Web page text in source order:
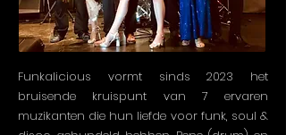
Funkalicious vormt sinds 2023 het
bruisende kruispunt van 7 ervaren
muzikanten die hun liefde voor funk, soul &